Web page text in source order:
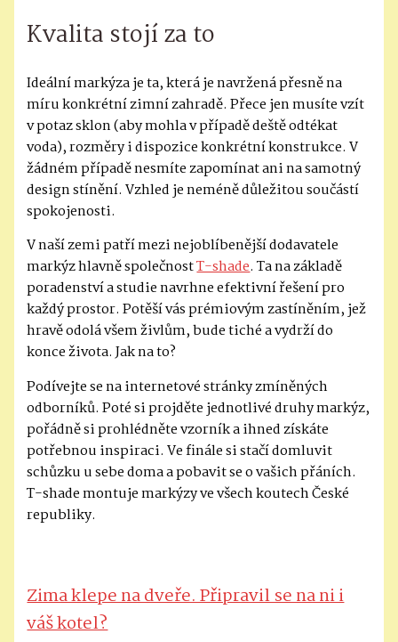
Kvalita stojí za to
Ideální markýza je ta, která je navržená přesně na
míru konkrétní zimní zahradě. Přece jen musíte vzít
v potaz sklon (aby mohla v případě deště odtékat
voda), rozměry i dispozice konkrétní konstrukce. V
žádném případě nesmíte zapomínat ani na samotný
design stínění. Vzhled je neméně důležitou součástí
spokojenosti.
V naší zemi patří mezi nejoblíbenější dodavatele
markýz hlavně společnostT-shade. Ta na základě
poradenství a studie navrhne efektivní řešení pro
každý prostor. Potěší vás prémiovým zastíněním, jež
hravě odolá všem živlům, bude tiché a vydrží do
konce života. Jak na to?
Podívejte se na internetové stránky zmíněných
odborníků. Poté si projděte jednotlivé druhy markýz,
pořádně si prohlédněte vzorník a ihned získáte
potřebnou inspiraci. Ve finále si stačí domluvit
schůzku u sebe doma a pobavit se o vašich přáních.
T-shade montuje markýzy ve všech koutech České
republiky.
Zima klepe na dveře. Připravil se na ni i
váš kotel?